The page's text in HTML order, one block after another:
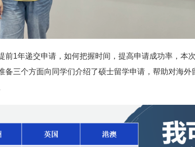
前1年递交申请，如何把握时间，提高申请成功率，本
备三个方面向同学们介绍了硕士留学申请，帮助对海